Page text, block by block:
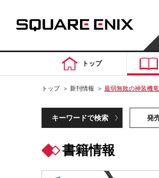
トップ
トップ ＞ 新刊情報 ＞ 最弱無敗の神装機
キーワードで検索 発
書籍情報